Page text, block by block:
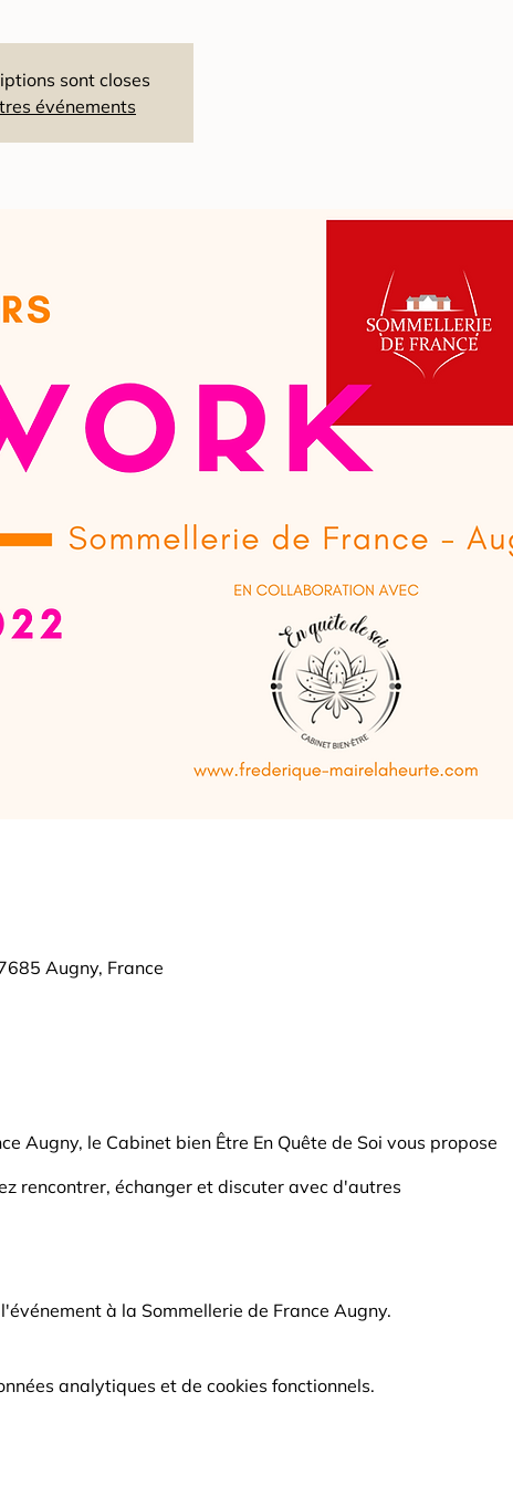
sont closes
événements
Augny, France
Augny, le Cabinet bien Être En Quête de Soi vous propose
rencontrer, échanger et discuter avec d'autres
à la Sommellerie de France Augny.
analytiques et de cookies fonctionnels.